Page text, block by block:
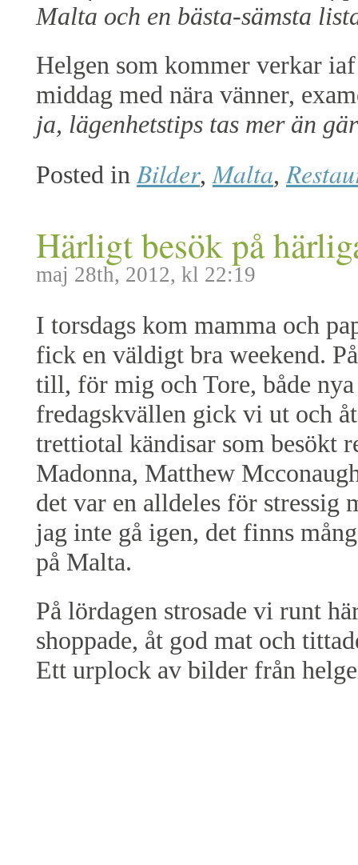
Malta och en bästa-sämsta
Helgen som kommer verkar
middag med nära vänner,
ja, lägenhetstips tas mer än
Posted in Bilder,Malta,
Härligt besök på
maj 28th, 2012, kl 22:19
I torsdags kom mamma och
fick en väldigt bra weekend.
till, för mig och Tore, både
fredagskvällen gick vi ut och
trettiotal kändisar som besökt
Madonna, Matthew
det var en alldeles för
jag inte gå igen, det finns
på Malta.
På lördagen strosade vi runt
shoppade, åt god mat och
Ett urplock av bilder från